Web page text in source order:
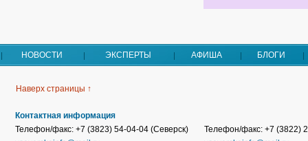
НОВОСТИ ЭКСПЕРТЫ АФИША БЛОГИ
Наверх страницы ↑
Контактная информация
Телефон/факс: +7 (3823) 54-04-04 (Северск)
Телефон/факс: +7 (3822)